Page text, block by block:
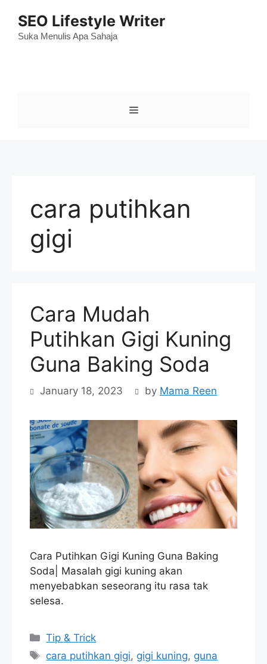
content
SEO Lifestyle Writer
Suka Menulis Apa Sahaja
Menu
cara putihkan
gigi
Cara Mudah
Putihkan Gigi Kuning
Guna Baking Soda
January 18, 2023 by Mama Reen
Cara Putihkan Gigi Kuning Guna Baking
Soda| Masalah gigi kuning akan
menyebabkan seseorang itu rasa tak
selesa.
Categories
Tip & Trick
Tags
cara putihkan gigi, gigi kuning, guna